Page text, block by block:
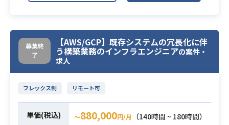
必須スキル
HP,HTML,cssなどを用いた開発経
・システム開発における要件定義や
基本設計などの上流プロセスの経験
（お客様との折衝や調整ができる
方
・小規模プロジェクトのマネジメン
ト経験
募集終
了
【AWS/GCP】既存システムの冗長化に伴
う構築業務のインフラエンジニアの案件・
求人
フレックス制 リモート可
単価(税込) 〜880,000円/月
（140時間 ~ 180時間）